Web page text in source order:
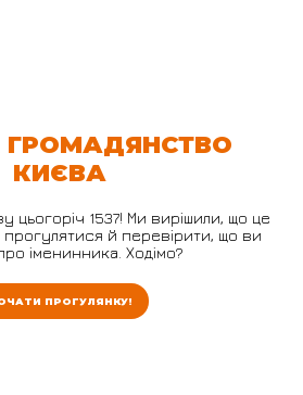
ГРОМАДЯНСТВО
КИЄВА
цьогоріч 1537! Ми вирішили, що це
й перевірити, що ви
іменинника. Ходімо?
ПРОГУЛЯНКУ!